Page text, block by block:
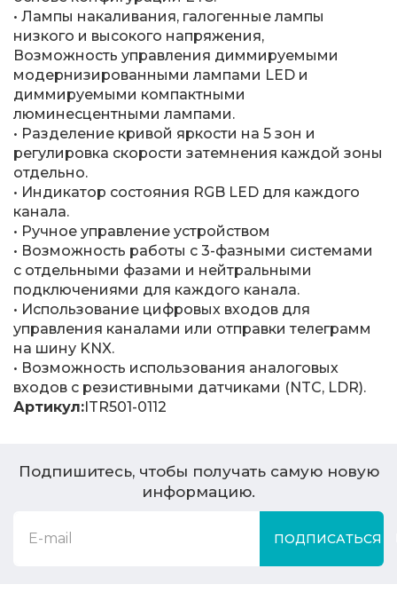
• Лампы накаливания, галогенные лампы
низкого и высокого напряжения,
Возможность управления диммируемыми
модернизированными лампами LED и
диммируемыми компактными
люминесцентными лампами.
• Разделение кривой яркости на 5 зон и
регулировка скорости затемнения каждой зоны
отдельно.
• Индикатор состояния RGB LED для каждого
канала.
• Ручное управление устройством
• Возможность работы с 3-фазными системами
с отдельными фазами и нейтральными
подключениями для каждого канала.
• Использование цифровых входов для
управления каналами или отправки телеграмм
на шину KNX.
• Возможность использования аналоговых
входов с резистивными датчиками (NTC, LDR).
Артикул:ITR501-0112
Подпишитесь, чтобы получать самую новую
информацию.
ПОДПИСАТЬСЯ